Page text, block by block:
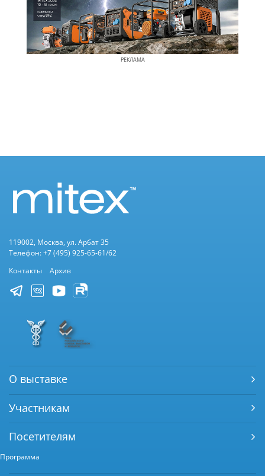
РЕКЛАМА
119002, Москва, ул. Арбат 35
Телефон: +7 (495) 925-65-61/62
Контакты
Архив
О выставке
Участникам
Посетителям
Программа